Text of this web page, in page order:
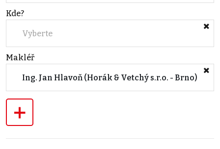
Kde?
Vyberte
Makléř
Ing. Jan Hlavoň (Horák & Vetchý s.r.o. - Brno)
+